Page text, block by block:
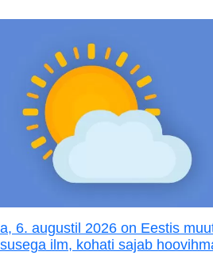
6. augustil 2026 on Eestis
ilm, kohati sajab